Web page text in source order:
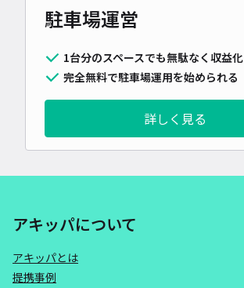
駐車場運営
1台分のスペースでも無駄なく収益化
完全無料で駐車場運用を始められる
詳しく見る
アキッパについて
アキッパとは
提携事例